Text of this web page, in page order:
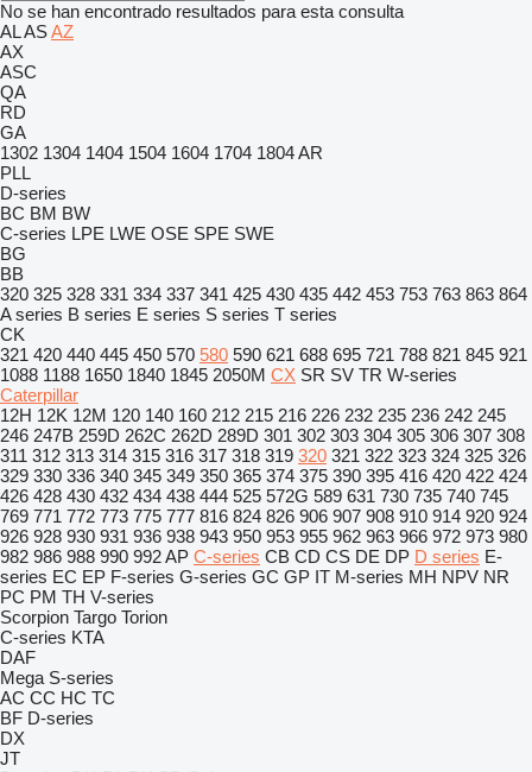
No se han encontrado resultados para esta consulta
ALASAZ
AX
ASC
QA
RD
GA
1302 1304 1404 1504 1604 1704 1804AR
PLL
D-series
BC BM BW
C-series LPE LWE OSE SPE SWE
BG
BB
320 325 328 331 334 337 341 425 430 435 442 453 753 763 863 864
A series B series E series S series T series
CK
321 420 440 445 450 570 580 590 621 688 695 721 788 821 845 921
1088 1188 1650 1840 1845 2050M CX SR SV TR W-series
Caterpillar
12H 12K 12M 120 140 160 212 215 216 226 232 235 236 242 245
246 247B 259D 262C 262D 289D 301 302 303 304 305 306 307 308
311 312 313 314 315 316 317 318 319 320 321 322 323 324 325 326
329 330 336 340 345 349 350 365 374 375 390 395 416 420 422 424
426 428 430 432 434 438 444 525 572G 589 631 730 735 740 745
769 771 772 773 775 777 816 824 826 906 907 908 910 914 920 924
926 928 930 931 936 938 943 950 953 955 962 963 966 972 973 980
982 986 988 990 992AP C-series CB CD CS DE DP D series E-
series EC EP F-series G-series GC GP IT M-series MH NPV NR
PC PM TH V-series
Scorpion Targo Torion
C-series KTA
DAF
Mega S-series
AC CC HC TC
BF D-series
DX
JT